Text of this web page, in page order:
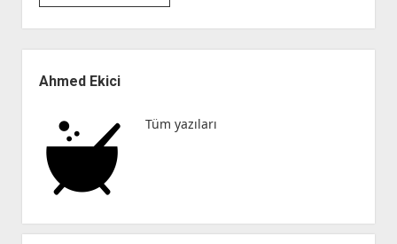
Et
ve
Harekete
Menü
Ahmed Ekici
Tüm yazıları